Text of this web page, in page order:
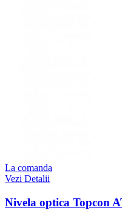
La comanda
Vezi Detalii
Nivela optica Topcon